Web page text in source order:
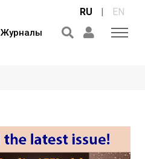
Журналы
RU | EN